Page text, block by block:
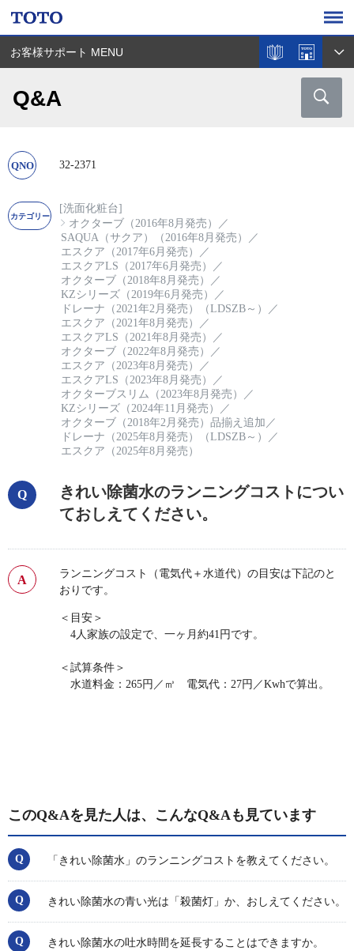
お客様サポート MENU
Q&A
32-2371
[洗面化粧台]
オクターブ（2016年8月発売）
／
SAQUA（サクア）（2016年8月発売）
／
エスクア（2017年6月発売）
／
エスクアLS（2017年6月発売）
／
オクターブ（2018年8月発売）
／
KZシリーズ（2019年6月発売）
／
ドレーナ（2021年2月発売）（LDSZB～）
／
エスクア（2021年8月発売）
／
エスクアLS（2021年8月発売）
／
オクターブ（2022年8月発売）
／
エスクア（2023年8月発売）
／
エスクアLS（2023年8月発売）
／
オクターブスリム（2023年8月発売）
／
KZシリーズ（2024年11月発売）
／
オクターブ（2018年2月発売）品揃え追加 ／
ドレーナ（2025年8月発売）（LDSZB～）
／
エスクア（2025年8月発売）
きれい除菌水のランニングコストについ
ておしえてください。
ランニングコスト（電気代＋水道代）の目安は下記のと
おりです。
＜目安＞
4人家族の設定で、一ヶ月約41円です。
＜試算条件＞
水道料金：265円／㎥ 電気代：27円／Kwhで算出。
このQ&Aを見た人は、こんなQ&Aも見ています
「きれい除菌水」のランニングコストを教えてください。
きれい除菌水の青い光は「殺菌灯」か、おしえてください。
きれい除菌水の吐水時間を延長することはできますか。